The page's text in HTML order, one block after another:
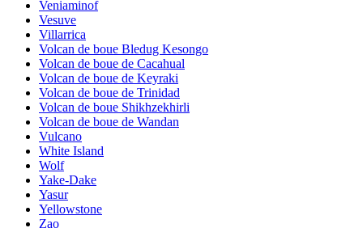
Veniaminof
Vesuve
Villarrica
Volcan de boue Bledug Kesongo
Volcan de boue de Cacahual
Volcan de boue de Keyraki
Volcan de boue de Trinidad
Volcan de boue Shikhzekhirli
Volcan de boue de Wandan
Vulcano
White Island
Wolf
Yake-Dake
Yasur
Yellowstone
Zao